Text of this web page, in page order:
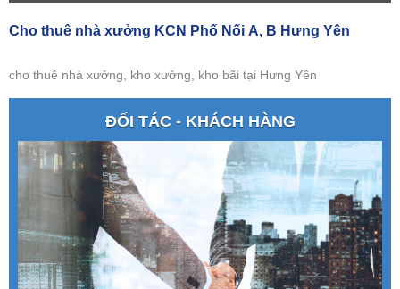
Cho thuê nhà xưởng KCN Phố Nối A, B Hưng Yên
cho thuê nhà xưởng, kho xưởng, kho bãi tại Hưng Yên
ĐỐI TÁC - KHÁCH HÀNG